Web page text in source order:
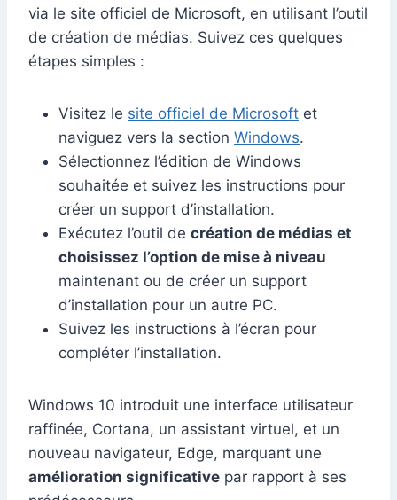
via le site officiel de Microsoft, en utilisant l’outil
de création de médias. Suivez ces quelques
étapes simples :
Visitez le site officiel de Microsoft et
naviguez vers la section Windows.
Sélectionnez l’édition de Windows
souhaitée et suivez les instructions pour
créer un support d’installation.
Exécutez l’outil de création de médias et
choisissez l’option de mise à niveau
maintenant ou de créer un support
d’installation pour un autre PC.
Suivez les instructions à l’écran pour
compléter l’installation.
Windows 10 introduit une interface utilisateur
raffinée, Cortana, un assistant virtuel, et un
nouveau navigateur, Edge, marquant une
amélioration significative par rapport à ses